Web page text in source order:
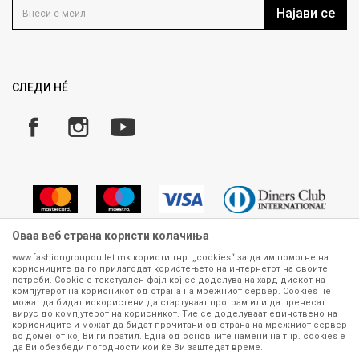
Кариера
Како да купите
Замена и рефундација на производи
Плаќање
Најави се
СЛЕДИ НÉ
Сите информации околу производите кои се изложени на нашата
онлајн продавница се стремиме да бидат конкретни, точни и прецизни,
меѓутоа не можеме да гарантираме дека се без ниту една грешка или
пак дека сите производи во моментот се достапни на залиха.
Фотографиите се најверодостојниот приказ на производот. Доколку
дојде до потреба за замена на производ или рефундација, процедурата
Оваа веб страна користи колачиња
www.fashiongroupoutlet.mk користи тнр. „cookies“ за да им помогне на
корисниците да го прилагодат користењето на интернетот на своите
потреби. Cookie е текстуален фајл кој се доделува на хард дискот на
компјутерот на корисникот од страна на мрежниот сервер. Cookies не
можат да бидат искористени да стартуваат програм или да пренесат
вирус до компјутерот на корисникот. Тие се доделуваат единствено на
корисниците и можат да бидат прочитани од страна на мрежниот сервер
во доменот кој Ви ги пратил. Една од основните намени на тнр. сookies е
да Ви обезбеди погодности кои ќе Ви заштедат време.